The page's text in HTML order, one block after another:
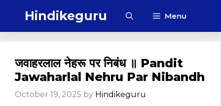
Hindikeguru Menu
जवाहरलाल नेहरू पर निबंध ॥ Pandit
Jawaharlal Nehru Par Nibandh
October 19, 2025 by Hindikeguru